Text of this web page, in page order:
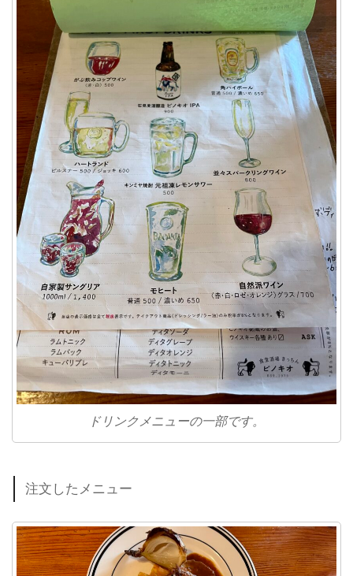
ドリンクメニューの一部です。
注文したメニュー